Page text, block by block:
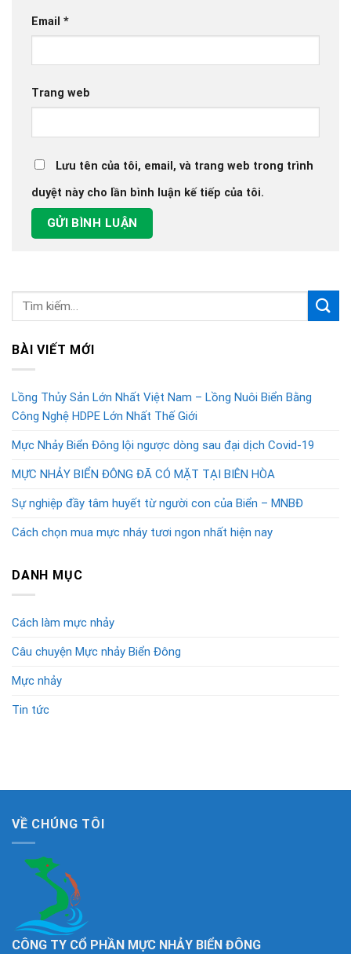
Email *
Trang web
Lưu tên của tôi, email, và trang web trong trình
duyệt này cho lần bình luận kế tiếp của tôi.
BÀI VIẾT MỚI
Lồng Thủy Sản Lớn Nhất Việt Nam – Lồng Nuôi Biển Bằng
Công Nghệ HDPE Lớn Nhất Thế Giới
Mực Nhảy Biển Đông lội ngược dòng sau đại dịch Covid-19
MỰC NHẢY BIỂN ĐÔNG ĐÃ CÓ MẶT TẠI BIÊN HÒA
Sự nghiệp đầy tâm huyết từ người con của Biển – MNBĐ
Cách chọn mua mực nháy tươi ngon nhất hiện nay
DANH MỤC
Cách làm mực nhảy
Câu chuyện Mực nhảy Biển Đông
Mực nhảy
Tin tức
VỀ CHÚNG TÔI
CÔNG TY CỔ PHẦN MỰC NHẢY BIỂN ĐÔNG